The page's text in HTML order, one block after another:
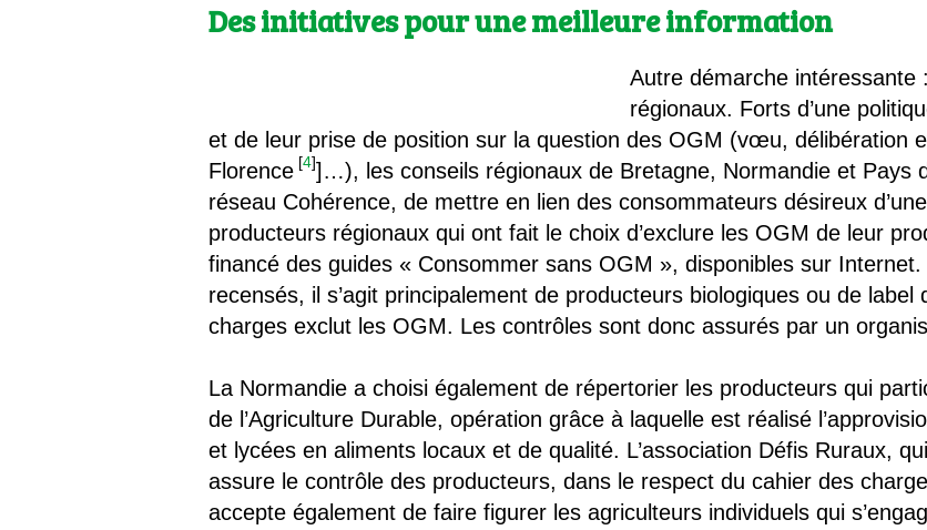
Des initiatives pour une meilleure information
Autre démarche intéressante
régionaux. Forts d’une
et de leur prise de position sur la question des OGM (vœu, délibération
Florence [4]]…), les conseils régionaux de Bretagne, Normandie et Pays
réseau Cohérence, de mettre en lien des consommateurs désireux
producteurs régionaux qui ont fait le choix d’exclure les OGM de leur
financé des guides « Consommer sans OGM », disponibles sur
recensés, il s’agit principalement de producteurs biologiques ou de
charges exclut les OGM. Les contrôles sont donc assurés par un
La Normandie a choisi également de répertorier les producteurs qui
de l’Agriculture Durable, opération grâce à laquelle est réalisé
et lycées en aliments locaux et de qualité. L’association Défis Ruraux,
assure le contrôle des producteurs, dans le respect du cahier des
accepte également de faire figurer les agriculteurs individuels qui